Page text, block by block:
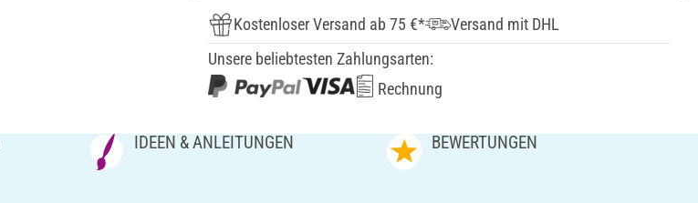
Kostenloser Versand ab 75 €*
Versand mit DHL
Unsere beliebtesten Zahlungsarten:
Rechnung
IDEEN & ANLEITUNGEN BEWERTUNGEN